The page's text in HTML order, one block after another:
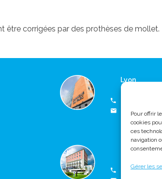
Pour offrir
cookies
ces
navigation
Gérer les
être corrigées par des prothèses de mollet.
Lyon
Clinique du
Lausanne
(+41) 21 619